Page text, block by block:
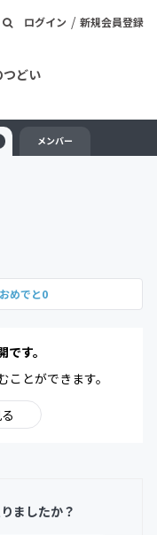
ログイン / 新規会員登録
つどい
メンバー
めでと0
す。
とができます。
ましたか？